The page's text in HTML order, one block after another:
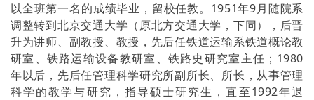
以全班第一名的成绩毕业，留校任教。1951年9月随院系
调整转到北京交通大学（原北方交通大学，下同），后晋
升为讲师、副教授、教授，先后任铁道运输系铁道概论教
研室、铁路运输设备教研室、铁路史研究室主任；1980
年以后，先后任管理科学研究所副所长、所长，从事管理
科学的教学与研究，指导硕士研究生，直至1992年退